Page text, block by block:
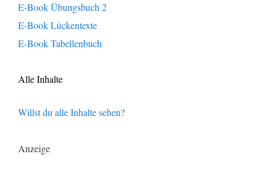
E-Book Übungsbuch 2
E-Book Lückentexte
E-Book Tabellenbuch
Alle Inhalte
Willst du alle Inhalte sehen?
Anzeige